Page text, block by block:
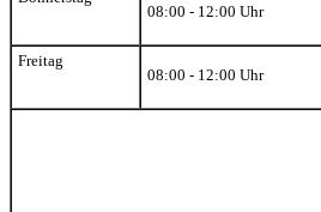
08:00 - 12:00 Uhr
Freitag
08:00 - 12:00 Uhr